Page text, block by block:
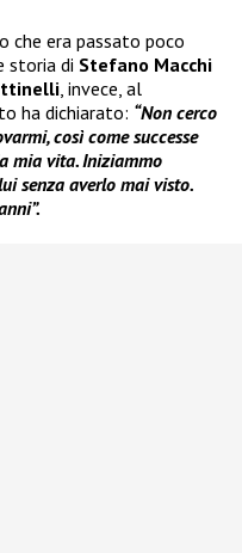
era passato poco
storia di Stefano Macchi
, invece, al
ha dichiarato: “Non cerco
così come successe
mia vita. Iniziammo
senza averlo mai visto.